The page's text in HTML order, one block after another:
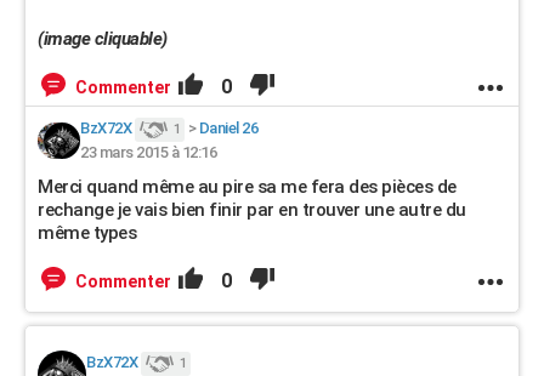
(image cliquable)
Commenter 0
BzX72X 1 > Daniel 26
23 mars 2015 à 12:16
Merci quand même au pire sa me fera des pièces de
rechange je vais bien finir par en trouver une autre du
même types
Commenter 0
BzX72X 1